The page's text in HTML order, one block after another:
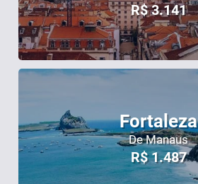
R$3.141
Fortaleza
De Manaus
R$1.487